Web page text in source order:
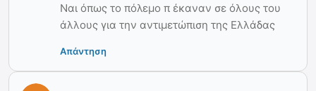
Ναι όπως το πόλεμο π έκαναν σε όλους του
άλλους για την αντιμετώπιση της Ελλάδας
Απάντηση